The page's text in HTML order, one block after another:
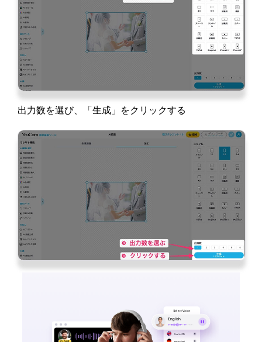
出力数を選び、「生成」をクリックする